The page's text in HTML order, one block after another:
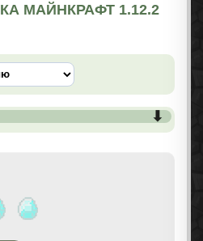
МАЙНКРАФТ 1.12.2